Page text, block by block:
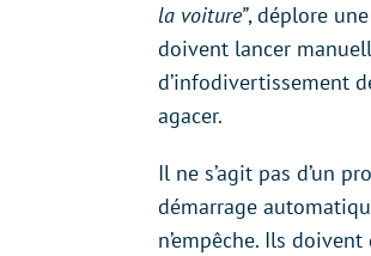
la voiture”, déplore
doivent lancer
d’infodivertissement
agacer.
Il ne s’agit pas d’un
démarrage
n’empêche. Ils